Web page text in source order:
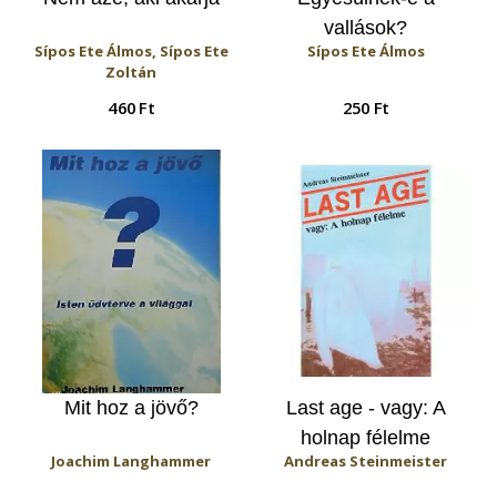
Sípos Ete Álmos, Sípos Ete
Zoltán
460 Ft
vallások?
Sípos Ete Álmos
250 Ft
Mit hoz a jövő?
Joachim Langhammer
Last age - vagy: A
holnap félelme
Andreas Steinmeister